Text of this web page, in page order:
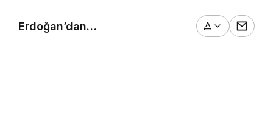
Erdoğan’dan